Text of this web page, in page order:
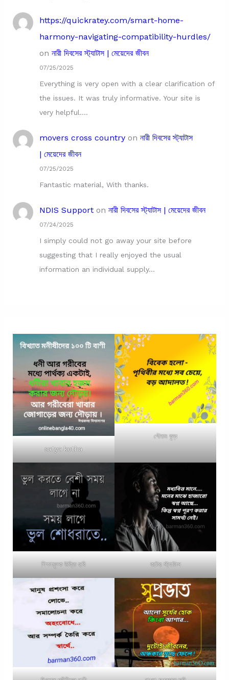
https://quickratey.com/smart-home-
harmony-navigating-compatibility-hurdles/
on নারী দিবসের স্ট্যাটাস | মেয়েদের জীবন
07/25/2025
Everything is very open with a clear clarification of
the issues. It was truly informative. Your site is
very helpful.…
movers cross countryon নারী দিবসের স্ট্যাটাস
| মেয়েদের জীবন
07/25/2025
Fantastic material, With thanks.
NDIS Supporton নারী দিবসের স্ট্যাটাস | মেয়েদের জীবন
07/24/2025
I simply could not go away your site before
suggesting that I really enjoyed the usual
information an individual supply…
satya kotha
গৌতম বুদ্ধ
শিক্ষামূলক উক্তি ছবি কষ্টের স্ট্যাটাস